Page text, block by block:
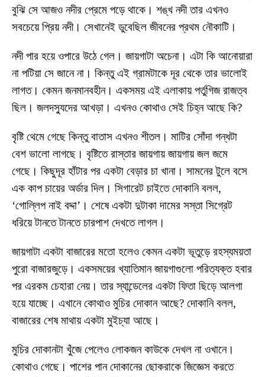
বুঝি সে আজও নদীর প্রেমে পড়ে থাকে। শঙ্খ নদী তার এখনও
সবচেয়ে প্রিয় নদী। সেখানেই ডুবেছিল জীবনের প্রথম নৌকাটি।
নদী পার হয়ে ওপারে উঠে গেল। জায়গাটা অচেনা। এটা কি আনোয়ারা
না পটিয়া সে জানে না। কিন্তু এই গ্রামটাকে দূর থেকে তার ভালোই
লাগত। কেমন জনমানবহীন। একসময় এই এলাকায় পর্তুগিজ রাজত্ব
ছিল। জলদস্যুদের আখড়া। এখনও কোথাও সেই চিহ্ন আছে কি?
বৃষ্টি থেমে গেছে কিন্তু বাতাস এখনও শীতল। মাটির সোঁদা গন্ধটা
বেশ ভালো লাগছে। বৃষ্টিতে রাস্তার জায়গায় জায়গায় জল জমে
গেছে। কিছুদূর হাঁটার পর একটা বেড়ার চা খানা। সামনের টুলে বসে
এক কাপ চায়ের অর্ডার দিল। সিগারেট চাইতে দোকানি বলল,
‘গোল্লিপ নাই বদ্দা’। শেষে একটা দুটাকা দামের সস্তা সিগ্রেট
ধরিয়ে টানতে টানতে চারপাশ দেখতে লাগল।
জায়গাটা একটা বাজারের মতো হলেও কেমন একটা ভূতুড়ে রহস্যময়তা
পুরো বাজারজুড়ে। একসময়ের খ্যাতিমান জায়গাগুলো পরিত্যক্ত হবার
পর এরকম চেহারা নেয়। তার স্যান্ডেলের একটা ফিতা ছিড়ে আলগা
হয়ে যাচ্ছে। এখানে কোথাও মুচির দোকান আছে? দোকানি বলল,
বাজারের শেষ মাথায় একটা মুইচ্যা আছে।
মুচির দোকানটা খুঁজে পেলেও লোকজন কাউকে দেখল না ওখানে।
কোথাও গেছে। পাশের পান দোকানের ছোকরাকে জিজ্ঞেস করতে